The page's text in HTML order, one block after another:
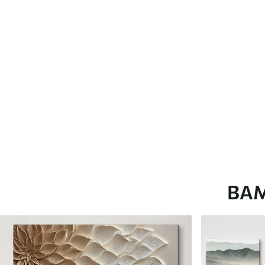
✓Яскраві, насичені кольори
✓Стійкість до вицвітання
✓Безпечне чорнило без запаху
✓
Стійкість до
Безпечне чорнило